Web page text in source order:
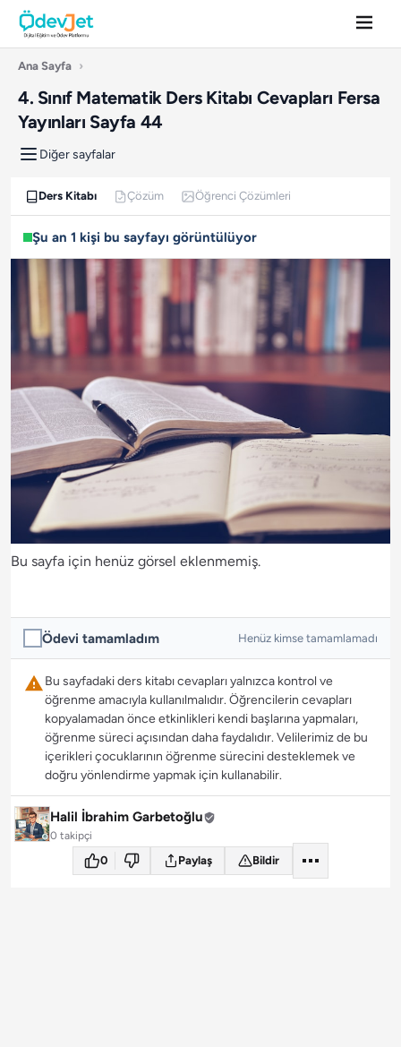
Ana Sayfa ›
4. Sınıf Matematik Ders Kitabı Cevapları Fersa
Yayınları Sayfa 44
Diğer sayfalar
Ders Kitabı Çözüm Öğrenci Çözümleri
Şu an 1 kişi bu sayfayı görüntülüyor
Bu sayfa için henüz görsel eklenmemiş.
Ödevi tamamladım Henüz kimse tamamlamadı
Bu sayfadaki ders kitabı cevapları yalnızca kontrol ve
öğrenme amacıyla kullanılmalıdır. Öğrencilerin cevapları
kopyalamadan önce etkinlikleri kendi başlarına yapmaları,
öğrenme süreci açısından daha faydalıdır. Velilerimiz de bu
içerikleri çocuklarının öğrenme sürecini desteklemek ve
doğru yönlendirme yapmak için kullanabilir.
Halil İbrahim Garbetoğlu
0 takipçi
0 Paylaş Bildir